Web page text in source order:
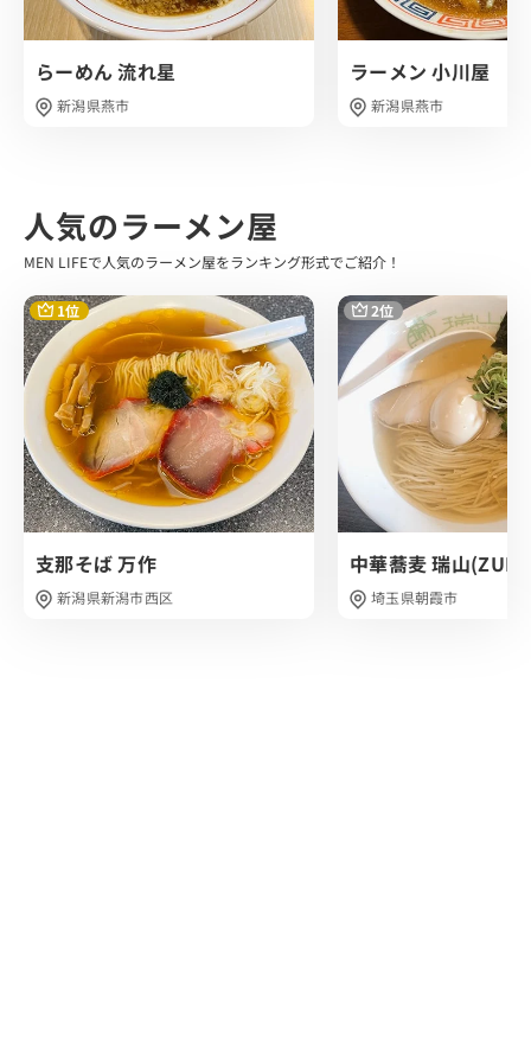
多加水で柔らかめの歯ごたえでキレのある醤油スープとの
相性も抜群でした。
メインと言っても過言ではない炒められた野菜の数々。
なんといってもどれもシャキシャキでずっとアツアツでし
気づけばあっという間に完食。うま！って連呼してました
まさに地元に誇る町食堂、ぜひ立ち寄って燕のラーメンを
感じて欲しいです。
らーめん 流れ星
新潟県燕市
ラーメン 小川屋
新潟県燕市
人気のラーメン屋
MEN LIFEで人気のラーメン屋をランキング形式でご紹介！
1位
支那そば 万作
新潟県新潟市西区
2位
中華蕎麦 瑞山
埼玉県朝霞市